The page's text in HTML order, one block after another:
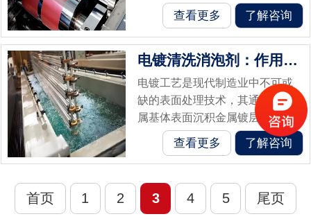
过程中常常面临一个问题——气
泡。这些气泡不仅影响印刷品的
外观质量，还可能降低印刷速
度，甚至缩短印...
查看更多 了解咨询
电镀清洗消泡剂：作用机制与实际应用价值
电镀工艺是现代制造业中不可或
缺的表面处理技术，其通过在金
属基体表面沉积金属镀层，实现
防腐、耐磨、导电等功能性提
升。然而，在电镀过程中，清洗
使用而产生大量...
查看更多 了解咨询
首页 1 2 3 4 5 尾页